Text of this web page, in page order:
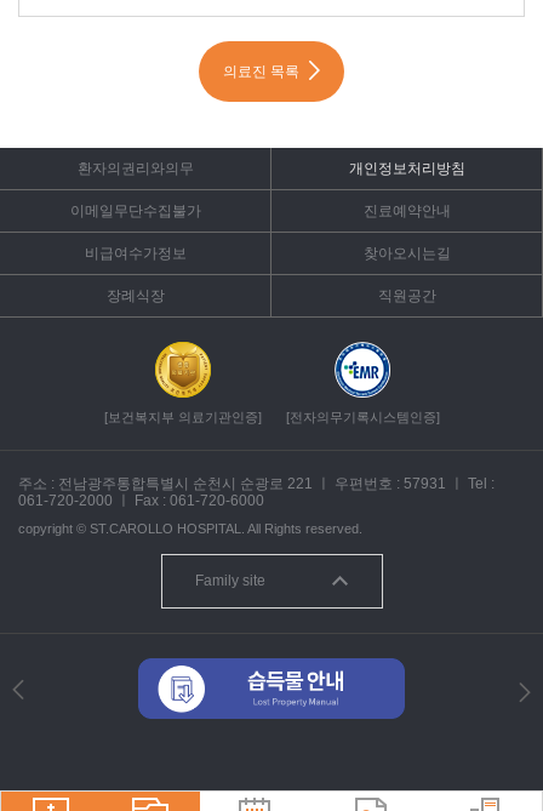
의료진 목록
환자의권리와의무 개인정보처리방침
이메일무단수집불가 진료예약안내
비급여수가정보 찾아오시는길
장례식장 직원공간
[보건복지부 의료기관인증] [전자의무기록시스템인증]
Family site
주소 : 전남광주통합특별시 순천시 순광로 221 ㅣ 우편번호 : 57931 ㅣ
Tel :
061-720-2000
ㅣ Fax : 061-720-6000
copyright © ST.CAROLLO HOSPITAL. All Rights reserved.